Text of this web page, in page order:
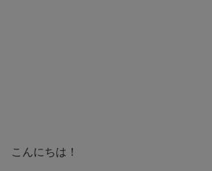
こんにちは！